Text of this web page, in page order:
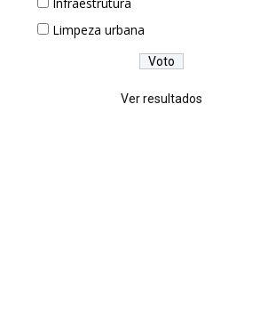
Limpeza urbana
Ver resultados